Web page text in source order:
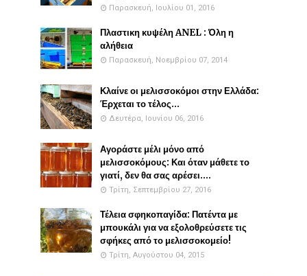
Παρασκευή, Ιουλίου 01, 2016
Πλαστικη κυψέλη ANEL : Όλη η
αλήθεια
Παρασκευή, Νοεμβρίου 07, 2014
Κλαίνε οι μελισσοκόμοι στην Ελλάδα:
Έρχεται το τέλος...
Δευτέρα, Ιουνίου 06, 2016
Αγοράστε μέλι μόνο από
μελισσοκόμους: Και όταν μάθετε το
γιατί, δεν θα σας αρέσει....
Τρίτη, Σεπτεμβρίου 27, 2016
Τέλεια σφηκοπαγίδα: Πατέντα με
μπουκάλι για να εξολοθρεύσετε τις
σφήκες από το μελισσοκομείο!
Τρίτη, Αυγούστου 04, 2015